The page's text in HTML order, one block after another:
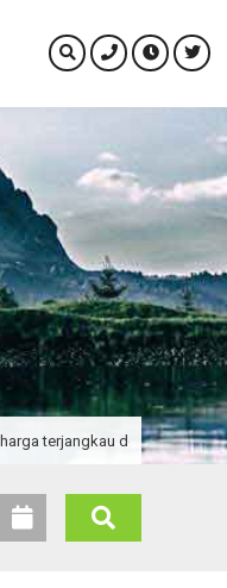
dengan pelayanan prima di